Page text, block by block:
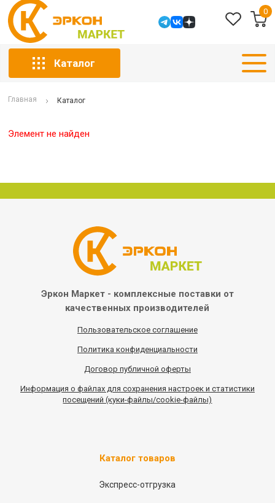
0
Каталог
Главная Каталог
Элемент не найден
Эркон Маркет - комплексные поставки от
качественных производителей
Пользовательское соглашение
Политика конфиденциальности
Договор публичной оферты
Информация о файлах для сохранения настроек и статистики
посещений (куки-файлы/cookie-файлы)
Каталог товаров
Экспресс-отгрузка